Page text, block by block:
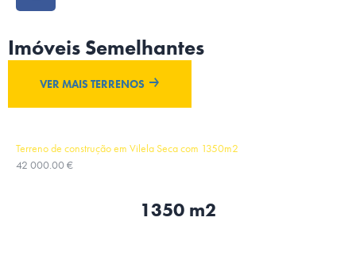
Imóveis Semelhantes
VER MAIS TERRENOS
Terreno de construção em Vilela Seca com 1350m2
42 000.00 €
1350 m2